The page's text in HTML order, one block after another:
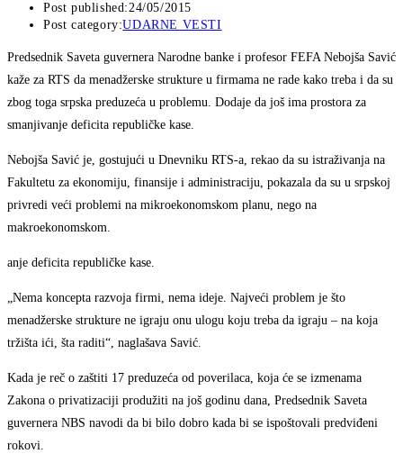
Post published:24/05/2015
Post category:UDARNE VESTI
Predsednik Saveta guvernera Narodne banke i profesor FEFA Nebojša Savić
kaže za RTS da menadžerske strukture u firmama ne rade kako treba i da su
zbog toga srpska preduzeća u problemu. Dodaje da još ima prostora za
smanjivanje deficita republičke kase.
Nebojša Savić je, gostujući u Dnevniku RTS-a, rekao da su istraživanja na
Fakultetu za ekonomiju, finansije i administraciju, pokazala da su u srpskoj
privredi veći problemi na mikroekonomskom planu, nego na
makroekonomskom.
anje deficita republičke kase.
„Nema koncepta razvoja firmi, nema ideje. Najveći problem je što
menadžerske strukture ne igraju onu ulogu koju treba da igraju – na koja
tržišta ići, šta raditi“, naglašava Savić.
Kada je reč o zaštiti 17 preduzeća od poverilaca, koja će se izmenama
Zakona o privatizaciji produžiti na još godinu dana, Predsednik Saveta
guvernera NBS navodi da bi bilo dobro kada bi se ispoštovali predviđeni
rokovi.